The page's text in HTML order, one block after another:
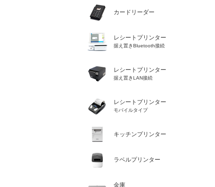
カードリーダー
レシートプリンター
据え置きBluetooth接続
レシートプリンター
据え置きLAN接続
レシートプリンター
モバイルタイプ
キッチンプリンター
ラベルプリンター
金庫